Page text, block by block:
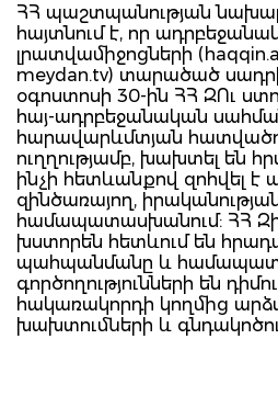
ՀՀ պաշտպանության
հայտնում է, որ
լրատվամիջոցների
meydan.tv) տարածած
օգոստոսի 30-ին ՀՀ ԶՈւ
հայ-ադրբեջանական
հարավարևմտյան
ուղղությամբ, խախտել են
ինչի հետևանքով զոհվել է
զինծառայող,
համապատասխանում: ՀՀ
խստորեն հետևում են
պահպանմանը և
գործողությունների են
հակառակորդի կողմից
խախտումների և